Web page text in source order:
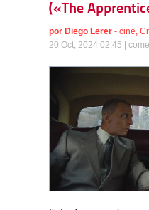
(«The
por Diego Lerer - cine
20 Oct, 2024 02:45 |